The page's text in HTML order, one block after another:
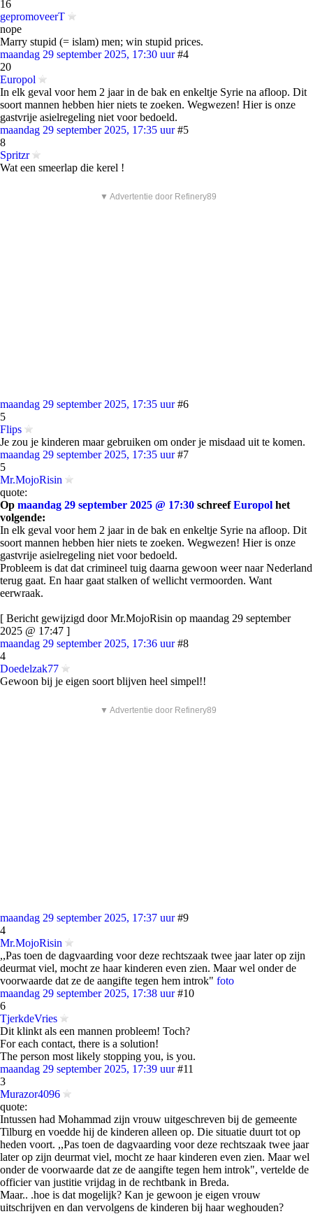
16
gepromoveerT
nope
Marry stupid (= islam) men; win stupid prices.
maandag 29 september 2025, 17:30 uur #4
20
Europol
In elk geval voor hem 2 jaar in de bak en enkeltje Syrie na afloop. Dit
soort mannen hebben hier niets te zoeken. Wegwezen! Hier is onze
gastvrije asielregeling niet voor bedoeld.
maandag 29 september 2025, 17:35 uur #5
8
Spritzr
Wat een smeerlap die kerel !
▼ Advertentie door Refinery89
maandag 29 september 2025, 17:35 uur #6
5
Flips
Je zou je kinderen maar gebruiken om onder je misdaad uit te komen.
maandag 29 september 2025, 17:35 uur #7
5
Mr.MojoRisin
quote:
Op maandag 29 september 2025 @ 17:30 schreefEuropol het
volgende:
In elk geval voor hem 2 jaar in de bak en enkeltje Syrie na afloop. Dit
soort mannen hebben hier niets te zoeken. Wegwezen! Hier is onze
gastvrije asielregeling niet voor bedoeld.
Probleem is dat dat crimineel tuig daarna gewoon weer naar Nederland
terug gaat. En haar gaat stalken of wellicht vermoorden. Want
eerwraak.
[ Bericht gewijzigd door Mr.MojoRisin op maandag 29 september
2025 @ 17:47 ]
maandag 29 september 2025, 17:36 uur #8
4
Doedelzak77
Gewoon bij je eigen soort blijven heel simpel!!
▼ Advertentie door Refinery89
maandag 29 september 2025, 17:37 uur #9
4
Mr.MojoRisin
,,Pas toen de dagvaarding voor deze rechtszaak twee jaar later op zijn
deurmat viel, mocht ze haar kinderen even zien. Maar wel onder de
voorwaarde dat ze de aangifte tegen hem introk" foto
maandag 29 september 2025, 17:38 uur #10
6
TjerkdeVries
Dit klinkt als een mannen probleem! Toch?
For each contact, there is a solution!
The person most likely stopping you, is you.
maandag 29 september 2025, 17:39 uur #11
3
Murazor4096
quote:
Intussen had Mohammad zijn vrouw uitgeschreven bij de gemeente
Tilburg en voedde hij de kinderen alleen op. Die situatie duurt tot op
heden voort. ,,Pas toen de dagvaarding voor deze rechtszaak twee jaar
later op zijn deurmat viel, mocht ze haar kinderen even zien. Maar wel
onder de voorwaarde dat ze de aangifte tegen hem introk", vertelde de
officier van justitie vrijdag in de rechtbank in Breda.
Maar.. .hoe is dat mogelijk? Kan je gewoon je eigen vrouw
uitschrijven en dan vervolgens de kinderen bij haar weghouden?